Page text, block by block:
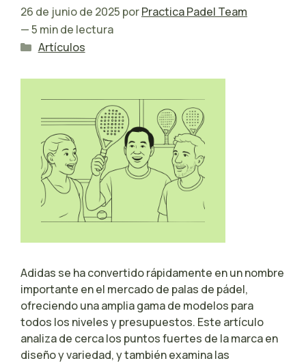
26 de junio de 2025 porPractica Padel Team
— 5 min de lectura
Categorías
Artículos
Adidas se ha convertido rápidamente en un nombre
importante en el mercado de palas de pádel,
ofreciendo una amplia gama de modelos para
todos los niveles y presupuestos. Este artículo
analiza de cerca los puntos fuertes de la marca en
diseño y variedad, y también examina las